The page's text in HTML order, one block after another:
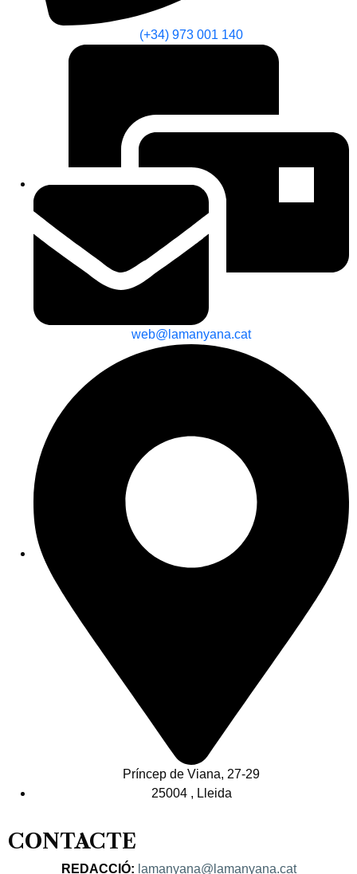
(+34) 973 001 140
web@lamanyana.cat
Príncep de Viana, 27-29
25004 , Lleida
CONTACTE
REDACCIÓ: lamanyana@lamanyana.cat